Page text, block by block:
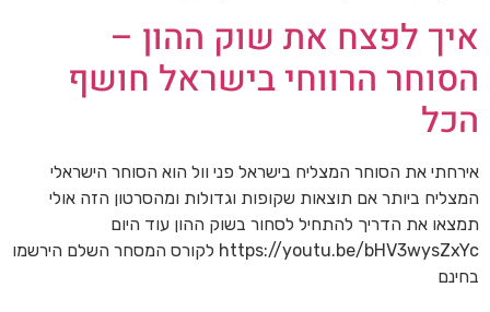
איך לפצח את שוק ההון –
הסוחר הרווחי בישראל חושף
הכל
אירחתי את הסוחר המצליח בישראל פני וול הוא הסוחר הישראלי
המצליח ביותר אם תוצאות שקופות וגדולות ומהסרטון הזה אולי
תמצאו את הדריך להתחיל לסחור בשוק ההון עוד היום
https://youtu.be/bHV3wysZxYc לקורס המסחר השלם הירשמו
בחינם